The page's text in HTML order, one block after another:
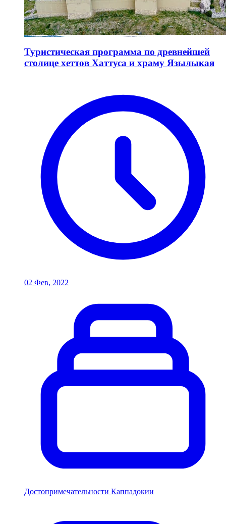
Туристическая программа по древнейшей
столице хеттов Хаттуса и храму Язылыкая
02 Фев, 2022
Достопримечательности Каппадокии